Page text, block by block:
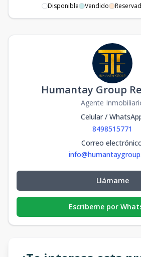
Disponible Vendido
Humantay Group
Agente
Celular /
8498515771
Correo
Llámame
Escribeme por